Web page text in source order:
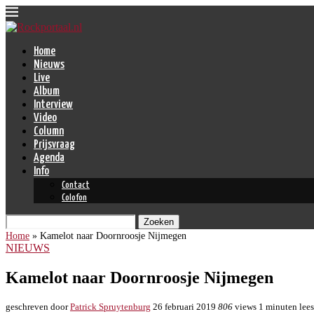
Home
Nieuws
Live
Album
Interview
Video
Column
Prijsvraag
Agenda
Info
Contact
Colofon
Zoeken
Home » Kamelot naar Doornroosje Nijmegen
NIEUWS
Kamelot naar Doornroosje Nijmegen
geschreven doorPatrick Spruytenburg 26 februari 2019 806 views 1 minuten